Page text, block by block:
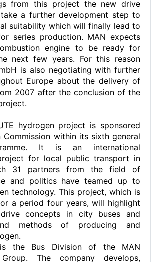
from this project the new drive
a further development step to
suitability which will finally lead to
series production. MAN expects
engine to be ready for
next few years. For this reason
is also negotiating with further
Europe about the delivery of
2007 after the conclusion of the
hydrogen project is sponsored
Commission within its sixth general
It is an international
for local public transport in
31 partners from the field of
and politics have teamed up to
technology. This project, which is
a period four years, will highlight
concepts in city buses and
methods of producing and
is the Bus Division of the MAN
Group. The company develops,